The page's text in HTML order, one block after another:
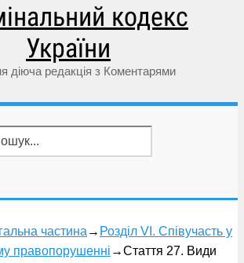
кодекс
України
діюча редакція з Коментарями
частина → Розділ VI. Співучасть у
правопорушенні →Стаття 27. Види